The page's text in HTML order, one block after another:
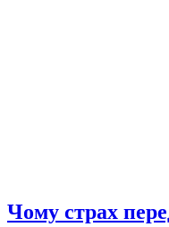
Чому страх